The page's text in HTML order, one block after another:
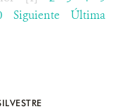
Siguiente Última